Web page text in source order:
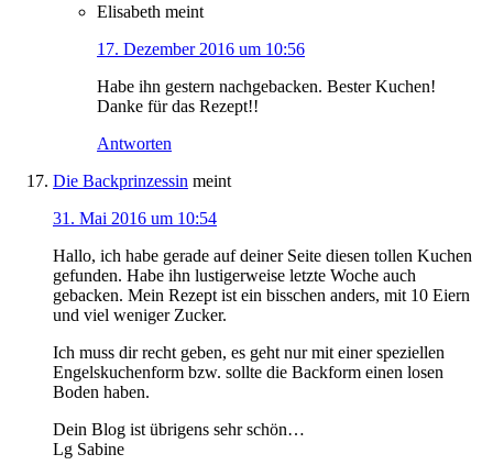
Elisabeth meint
17. Dezember 2016 um 10:56
Habe ihn gestern nachgebacken. Bester Kuchen!
Danke für das Rezept!!
Antworten
Die Backprinzessin meint
31. Mai 2016 um 10:54
Hallo, ich habe gerade auf deiner Seite diesen tollen Kuchen
gefunden. Habe ihn lustigerweise letzte Woche auch
gebacken. Mein Rezept ist ein bisschen anders, mit 10 Eiern
und viel weniger Zucker.
Ich muss dir recht geben, es geht nur mit einer speziellen
Engelskuchenform bzw. sollte die Backform einen losen
Boden haben.
Dein Blog ist übrigens sehr schön…
Lg Sabine